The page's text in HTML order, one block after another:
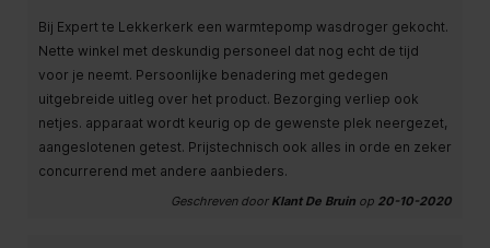
Bij Expert te Lekkerkerk een warmtepomp wasdroger gekocht.
Nette winkel met deskundig personeel dat nog echt de tijd
voor je neemt. Persoonlijke benadering met gedegen
uitgebreide uitleg over het product. Bezorging verliep ook
netjes. apparaat wordt keurig op de gewenste plek neergezet,
aangeslotenen getest. Prijstechnisch ook alles in orde en zeker
concurrerend met andere aanbieders.
Geschreven door Klant De Bruin op 20-10-2020